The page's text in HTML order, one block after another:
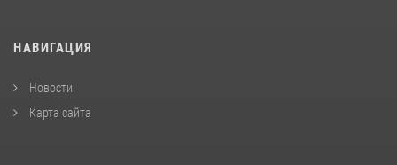
НАВИГАЦИЯ
Новости
Карта сайта